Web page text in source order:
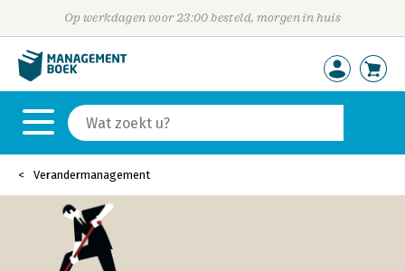
Op werkdagen voor 23:00 besteld, morgen in huis
Verandermanagement